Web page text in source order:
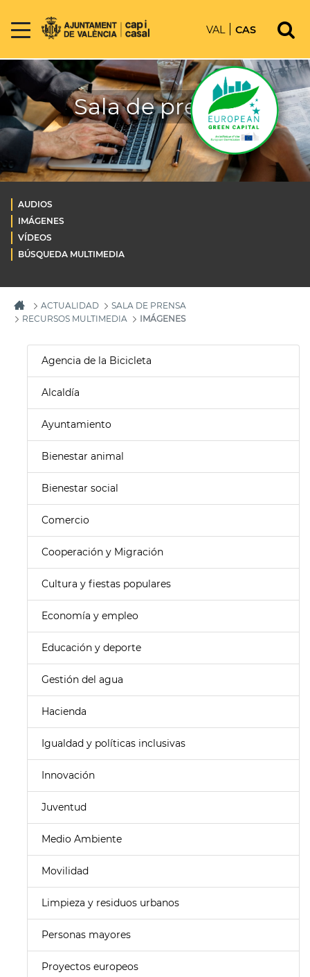
VAL CAS
Sala de prensa
AUDIOS
IMÁGENES
VÍDEOS
BÚSQUEDA MULTIMEDIA
ACTUALIDAD
SALA DE PRENSA
RECURSOS MULTIMEDIA
IMÁGENES
Agencia de la Bicicleta
Alcaldía
Ayuntamiento
Bienestar animal
Bienestar social
Comercio
Cooperación y Migración
Cultura y fiestas populares
Economía y empleo
Educación y deporte
Gestión del agua
Hacienda
Igualdad y políticas inclusivas
Innovación
Juventud
Medio Ambiente
Movilidad
Limpieza y residuos urbanos
Personas mayores
Proyectos europeos